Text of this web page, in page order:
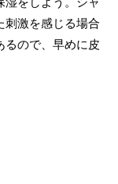
刺激を感じる場合
るので、早めに皮